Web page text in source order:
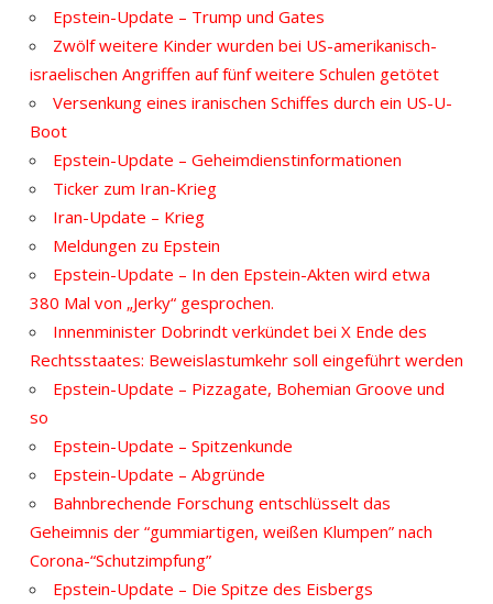
Epstein-Update – Trump und Gates
Zwölf weitere Kinder wurden bei US-amerikanisch-
israelischen Angriffen auf fünf weitere Schulen getötet
Versenkung eines iranischen Schiffes durch ein US-U-
Boot
Epstein-Update – Geheimdienstinformationen
Ticker zum Iran-Krieg
Iran-Update – Krieg
Meldungen zu Epstein
Epstein-Update – In den Epstein-Akten wird etwa
380 Mal von „Jerky“ gesprochen.
Innenminister Dobrindt verkündet bei X Ende des
Rechtsstaates: Beweislastumkehr soll eingeführt werden
Epstein-Update – Pizzagate, Bohemian Groove und
so
Epstein-Update – Spitzenkunde
Epstein-Update – Abgründe
Bahnbrechende Forschung entschlüsselt das
Geheimnis der “gummiartigen, weißen Klumpen” nach
Corona-“Schutzimpfung”
Epstein-Update – Die Spitze des Eisbergs